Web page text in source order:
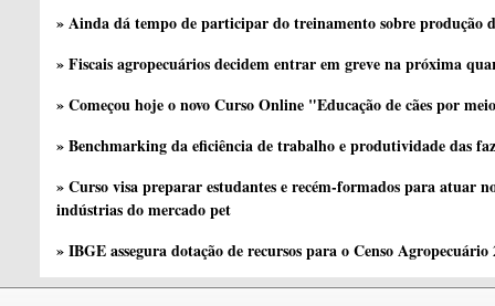
» Ainda dá tempo de participar do treinamento sobre produção
» Fiscais agropecuários decidem entrar em greve na próxima
» Começou hoje o novo Curso Online "Educação de cães por
» Benchmarking da eficiência de trabalho e produtividade das
» Curso visa preparar estudantes e recém-formados para atuar
indústrias do mercado pet
» IBGE assegura dotação de recursos para o Censo Agropecuário